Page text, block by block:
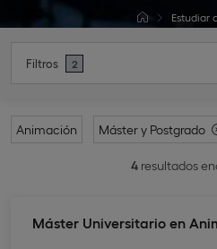
Estudiar
Filtros 2
Animación Máster y Postgrado
4resultados
Máster Universitario en